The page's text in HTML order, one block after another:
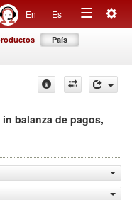
En Es
Toggle
País
in balanza de pagos,